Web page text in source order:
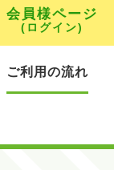
ご利用の流れ
会員様ページ
(ログイン)